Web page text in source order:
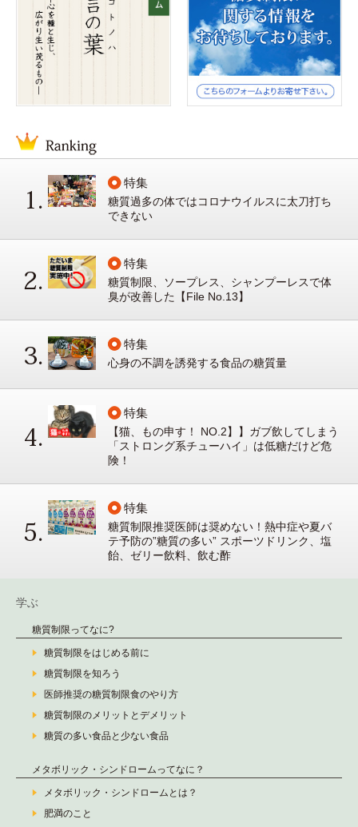
特集
糖質過多の体ではコロナウイルスに太刀打ち
できない
特集
糖質制限、ソープレス、シャンプーレスで体
臭が改善した【File No.13】
特集
心身の不調を誘発する食品の糖質量
特集
【猫、もの申す！ NO.2】】ガブ飲してしまう
「ストロング系チューハイ」は低糖だけど危
険！
特集
糖質制限推奨医師は奨めない！熱中症や夏バ
テ予防の”糖質の多い” スポーツドリンク、塩
飴、ゼリー飲料、飲む酢
学ぶ
糖質制限ってなに?
糖質制限をはじめる前に
糖質制限を知ろう
医師推奨の糖質制限食のやり方
糖質制限のメリットとデメリット
糖質の多い食品と少ない食品
メタボリック・シンドロームってなに？
メタボリック・シンドロームとは？
肥満のこと